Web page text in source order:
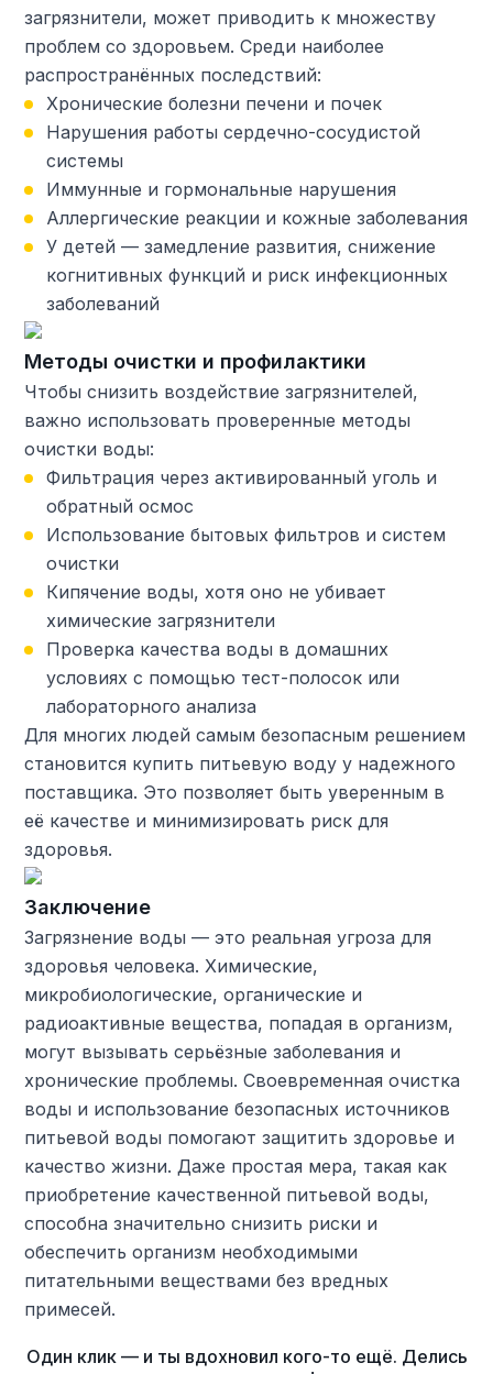
загрязнители, может приводить к множеству
проблем со здоровьем. Среди наиболее
распространённых последствий:
Хронические болезни печени и почек
Нарушения работы сердечно-сосудистой
системы
Иммунные и гормональные нарушения
Аллергические реакции и кожные заболевания
У детей — замедление развития, снижение
когнитивных функций и риск инфекционных
заболеваний
Методы очистки и профилактики
Чтобы снизить воздействие загрязнителей,
важно использовать проверенные методы
очистки воды:
Фильтрация через активированный уголь и
обратный осмос
Использование бытовых фильтров и систем
очистки
Кипячение воды, хотя оно не убивает
химические загрязнители
Проверка качества воды в домашних
условиях с помощью тест-полосок или
лабораторного анализа
Для многих людей самым безопасным решением
становится купить питьевую воду у надежного
поставщика. Это позволяет быть уверенным в
её качестве и минимизировать риск для
здоровья.
Заключение
Загрязнение воды — это реальная угроза для
здоровья человека. Химические,
микробиологические, органические и
радиоактивные вещества, попадая в организм,
могут вызывать серьёзные заболевания и
хронические проблемы. Своевременная очистка
воды и использование безопасных источников
питьевой воды помогают защитить здоровье и
качество жизни. Даже простая мера, такая как
приобретение качественной питьевой воды,
способна значительно снизить риски и
обеспечить организм необходимыми
питательными веществами без вредных
примесей.